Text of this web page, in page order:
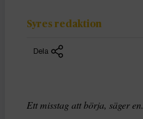
Syres redaktion
Dela
Ett misstag att börja, säger en.